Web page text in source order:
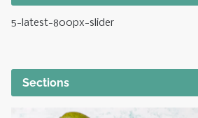
5-latest-800px-slider
Sections